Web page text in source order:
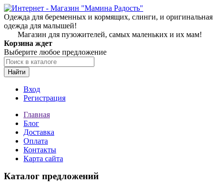
Одежда для беременных и кормящих, слинги, и оригинальная
одежда для малышей!
Магазин для пузожителей, самых маленьких и их мам!
Корзина ждет
Выберите любое предложение
Найти
Вход
Регистрация
Главная
Блог
Доставка
Оплата
Контакты
Карта сайта
Каталог предложений